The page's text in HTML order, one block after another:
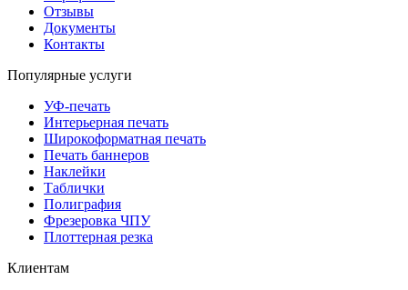
Отзывы
Документы
Контакты
Популярные услуги
УФ-печать
Интерьерная печать
Широкоформатная печать
Печать баннеров
Наклейки
Таблички
Полиграфия
Фрезеровка ЧПУ
Плоттерная резка
Клиентам